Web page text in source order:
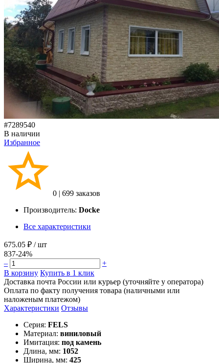
#7289540
В наличии
Избранное
0 | 699 заказов
Производитель: Docke
Все характеристики
675.05 ₽ / шт
837-24%
–
+
В корзину Купить в 1 клик
Доставка почта России или курьер (уточняйте у оператора)
Оплата по факту получения товара (наличными или
наложеным платежом)
Характеристики Отзывы
Серия: FELS
Материал: виниловый
Имитация: под камень
Длина, мм: 1052
Ширина, мм: 425